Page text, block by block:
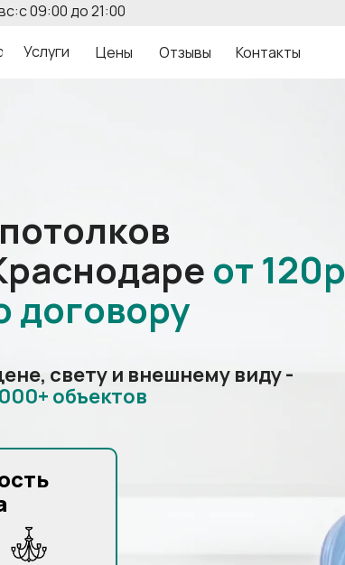
09:00 до 21:00
Цены
Услуги Отзывы Контакты
от 120р
договору
свету и внешнему виду -
объектов